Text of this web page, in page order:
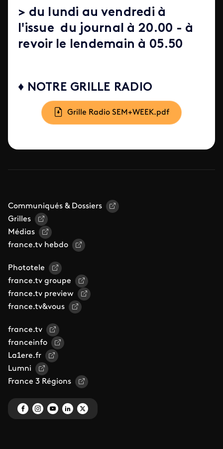
> du lundi au vendredi à
l'issue du journal à 20.00 - à
revoir le lendemain à 05.50
♦ NOTRE GRILLE RADIO
Document
Grille Radio SEM+WEEK.pdf
Communiqués & Dossiers
Grilles
Médias
france.tv hebdo
Phototele
france.tv groupe
france.tv preview
france.tv&vous
france.tv
franceinfo
La1ere.fr
Lumni
France 3 Régions